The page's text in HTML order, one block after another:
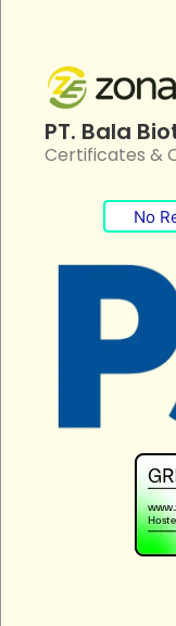
PT. Bala
Certificates &
No